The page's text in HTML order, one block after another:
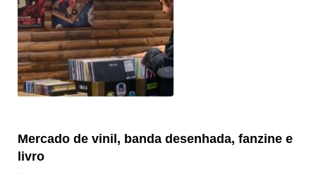
Mercado de vinil, banda desenhada, fanzine e
livro